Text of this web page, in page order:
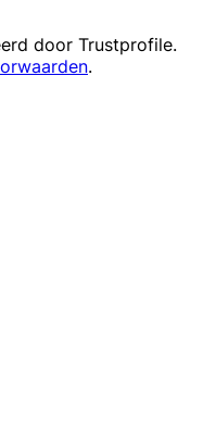
door Trustprofile.
.